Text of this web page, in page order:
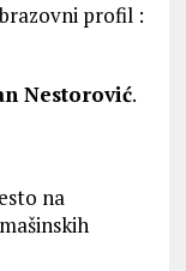
profil :
Nestorović.
na